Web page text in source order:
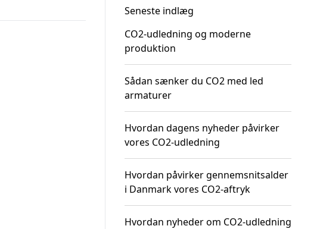
Seneste indlæg
CO2-udledning og moderne
produktion
Sådan sænker du CO2 med led
armaturer
Hvordan dagens nyheder påvirker
vores CO2-udledning
Hvordan påvirker gennemsnitsalder
i Danmark vores CO2-aftryk
Hvordan nyheder om CO2-udledning